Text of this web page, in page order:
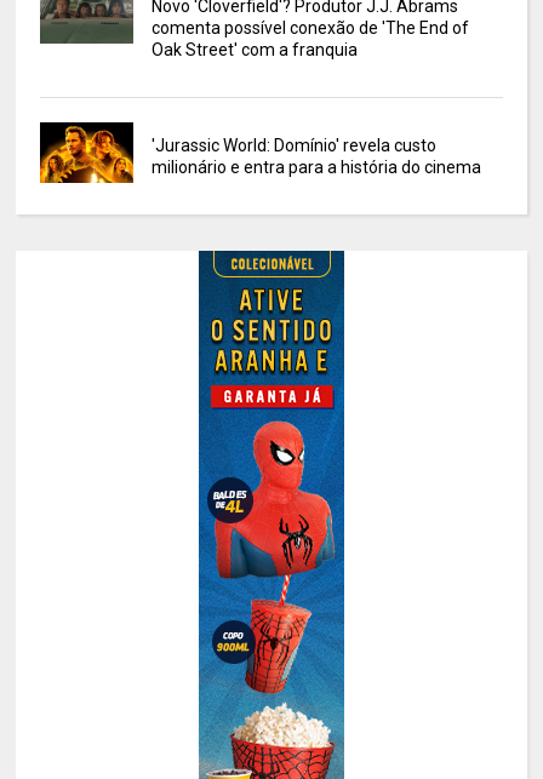
Novo 'Cloverfield'? Produtor J.J. Abrams
comenta possível conexão de 'The End of
Oak Street' com a franquia
'Jurassic World: Domínio' revela custo
milionário e entra para a história do cinema